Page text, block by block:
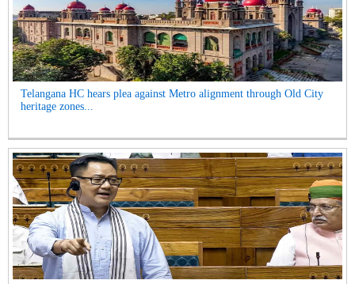
Telangana HC hears plea against Metro alignment through Old City
heritage zones...